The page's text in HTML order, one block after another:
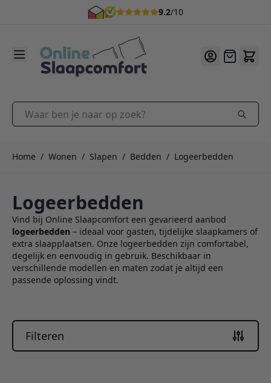
9.2/10
Offerte
Waar ben je naar op zoek?
Home / Wonen / Slapen / Bedden / Logeerbedden
Logeerbedden
Vind bij Online Slaapcomfort een gevarieerd aanbod
logeerbedden – ideaal voor gasten, tijdelijke slaapkamers of
extra slaapplaatsen. Onze logeerbedden zijn comfortabel,
degelijk en eenvoudig in gebruik. Beschikbaar in
verschillende modellen en maten zodat je altijd een
passende oplossing vindt.
Filteren